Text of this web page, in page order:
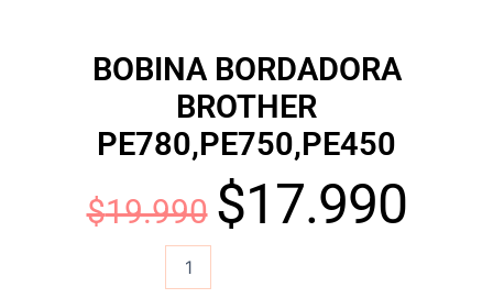
BOBINA BORDADORA
BROTHER
PE780,PE750,PE450
$19.990 El
$17.990El
BORDADORA